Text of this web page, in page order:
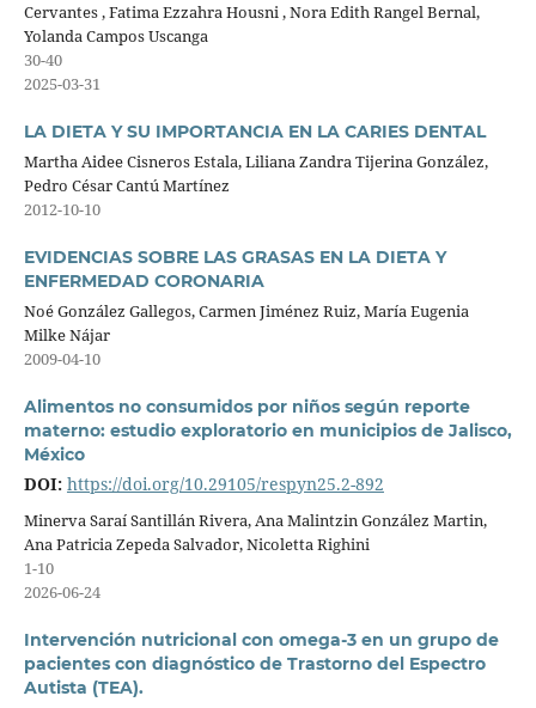
Cervantes , Fatima Ezzahra Housni , Nora Edith Rangel Bernal,
Yolanda Campos Uscanga
30-40
2025-03-31
LA DIETA Y SU IMPORTANCIA EN LA CARIES DENTAL
Martha Aidee Cisneros Estala, Liliana Zandra Tijerina González,
Pedro César Cantú Martínez
2012-10-10
EVIDENCIAS SOBRE LAS GRASAS EN LA DIETA Y
ENFERMEDAD CORONARIA
Noé González Gallegos, Carmen Jiménez Ruiz, María Eugenia
Milke Nájar
2009-04-10
Alimentos no consumidos por niños según reporte
materno: estudio exploratorio en municipios de Jalisco,
México
DOI: https://doi.org/10.29105/respyn25.2-892
Minerva Saraí Santillán Rivera, Ana Malintzin González Martin,
Ana Patricia Zepeda Salvador, Nicoletta Righini
1-10
2026-06-24
Intervención nutricional con omega-3 en un grupo de
pacientes con diagnóstico de Trastorno del Espectro
Autista (TEA).